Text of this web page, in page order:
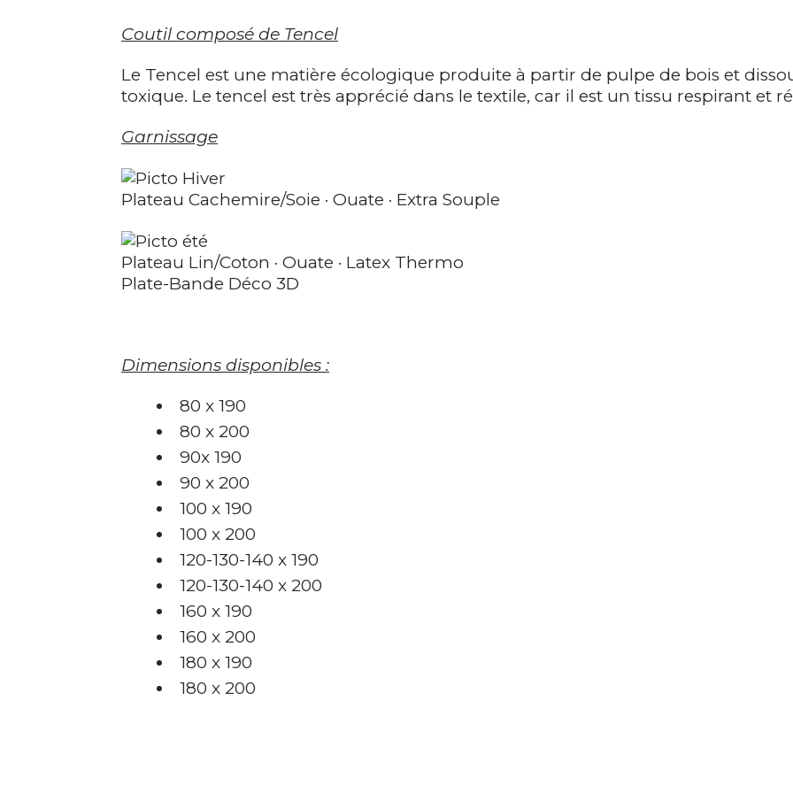
Coutil composé de Tencel
Le Tencel est une matière écologique produite à partir de pulpe de bois et
toxique. Le tencel est très apprécié dans le textile, car il est un tissu respirant et
Garnissage
Plateau Cachemire/Soie · Ouate · Extra Souple
Plateau Lin/Coton · Ouate · Latex Thermo
Plate-Bande Déco 3D
Dimensions disponibles :
80 x 190
80 x 200
90x 190
90 x 200
100 x 190
100 x 200
120-130-140 x 190
120-130-140 x 200
160 x 190
160 x 200
180 x 190
180 x 200